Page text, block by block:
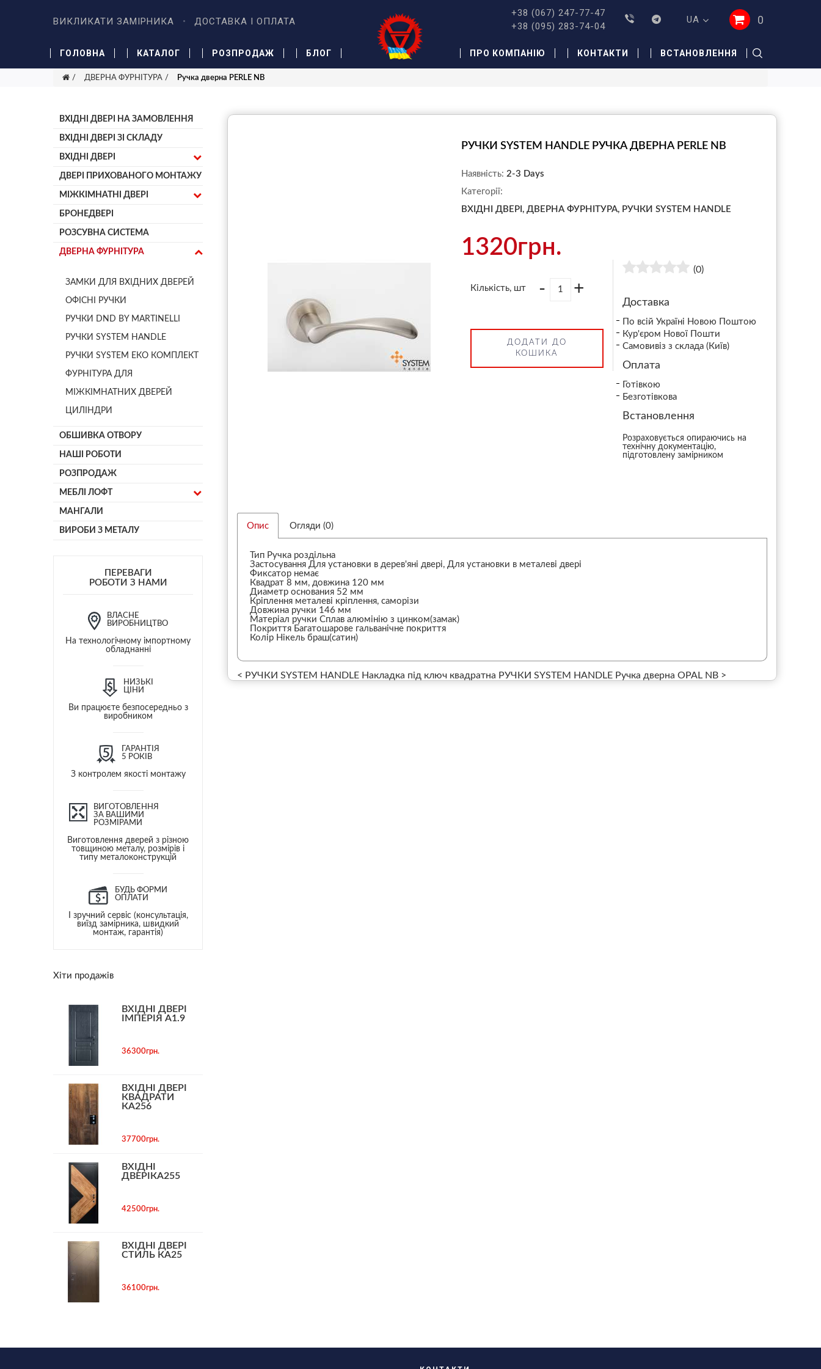
ВИКЛИКАТИ ЗАМІРНИКА ДОСТАВКА І ОПЛАТА
+38 (067) 247-77-47
+38 (095) 283-74-04
UA 0
ГОЛОВНА КАТАЛОГ РОЗПРОДАЖ БЛОГ ПРО КОМПАНІЮ КОНТАКТИ ВСТАНОВЛЕННЯ
ДВЕРНА ФУРНІТУРА Ручка дверна PERLE NB
ВХІДНІ ДВЕРІ НА ЗАМОВЛЕННЯ
ВХІДНІ ДВЕРІ ЗІ СКЛАДУ
ВХІДНІ ДВЕРІ
ДВЕРІ ПРИХОВАНОГО МОНТАЖУ
МІЖКІМНАТНІ ДВЕРІ
БРОНЕДВЕРІ
РОЗСУВНА СИСТЕМА
ДВЕРНА ФУРНІТУРА
ЗАМКИ ДЛЯ ВХІДНИХ ДВЕРЕЙ
ОФІСНІ РУЧКИ
РУЧКИ DND BY MARTINELLI
РУЧКИ SYSTEM HANDLE
РУЧКИ SYSTEM ЕКО КОМПЛЕКТ
ФУРНІТУРА ДЛЯ
МІЖКІМНАТНИХ ДВЕРЕЙ
ЦИЛІНДРИ
ОБШИВКА ОТВОРУ
НАШІ РОБОТИ
РОЗПРОДАЖ
МЕБЛІ ЛОФТ
МАНГАЛИ
ВИРОБИ З МЕТАЛУ
ПЕРЕВАГИ
РОБОТИ З НАМИ
ВЛАСНЕ
ВИРОБНИЦТВО
На технологічному імпортному
обладнанні
НИЗЬКІ
ЦІНИ
Ви працюєте безпосередньо з
виробником
ГАРАНТІЯ
5 РОКІВ
З контролем якості монтажу
ВИГОТОВЛЕННЯ
ЗА ВАШИМИ
РОЗМІРАМИ
Виготовлення дверей з різною
товщиною металу, розмірів і
типу металоконструкцій
БУДЬ ФОРМИ
ОПЛАТИ
І зручний сервіс (консультація,
виїзд замірника, швидкий
монтаж, гарантія)
Хіти продажів
ВХІДНІ ДВЕРІ
ІМПЕРІЯ А1.9
36300грн.
ВХІДНІ ДВЕРІ
КВАДРАТИ
КА256
37700грн.
ВХІДНІ
ДВЕРІКА255
42500грн.
ВХІДНІ ДВЕРІ
СТИЛЬ КА25
36100грн.
РУЧКИ SYSTEM HANDLE РУЧКА ДВЕРНА PERLE NB
Наявність: 2-3 Days
Категорії:
ВХІДНІ ДВЕРІ, ДВЕРНА ФУРНІТУРА, РУЧКИ SYSTEM HANDLE
1320грн.
Кількість, шт - +
ДОДАТИ ДО
КОШИКА
(0)
Доставка
По всій Україні Новою Поштою
Кур'єром Нової Пошти
Самовивіз з склада (Київ)
Оплата
Готівкою
Безготівкова
Встановлення
Розраховується опираючись на
технічну документацію,
підготовлену замірником
Опис Огляди (0)
Тип Ручка роздільна
Застосування Для установки в дерев'яні двері, Для установки в металеві двері
Фиксатор немає
Квадрат 8 мм, довжина 120 мм
Диаметр основания 52 мм
Кріплення металеві кріплення, саморізи
Довжина ручки 146 мм
Матеріал ручки Сплав алюмінію з цинком(замак)
Покриття Багатошарове гальванічне покриття
Колір Нікель браш(сатин)
< РУЧКИ SYSTEM HANDLE Накладка під ключ квадратна РУЧКИ SYSTEM HANDLE Ручка дверна OPAL NB >